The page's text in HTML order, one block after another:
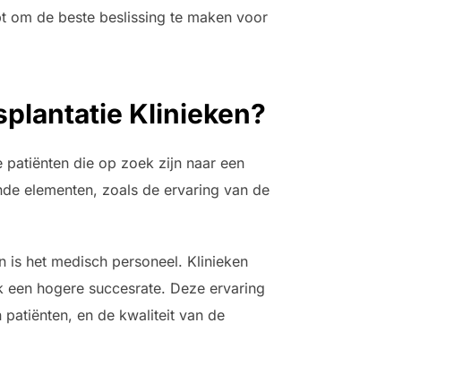
om de beste beslissing te maken voor
Klinieken?
die op zoek zijn naar een
elementen, zoals de ervaring van de
is het medisch personeel. Klinieken
hogere succesrate. Deze ervaring
en de kwaliteit van de